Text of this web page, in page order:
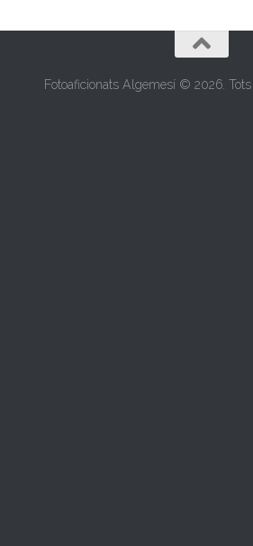
Fotoaficionats Algemesí © 2026.